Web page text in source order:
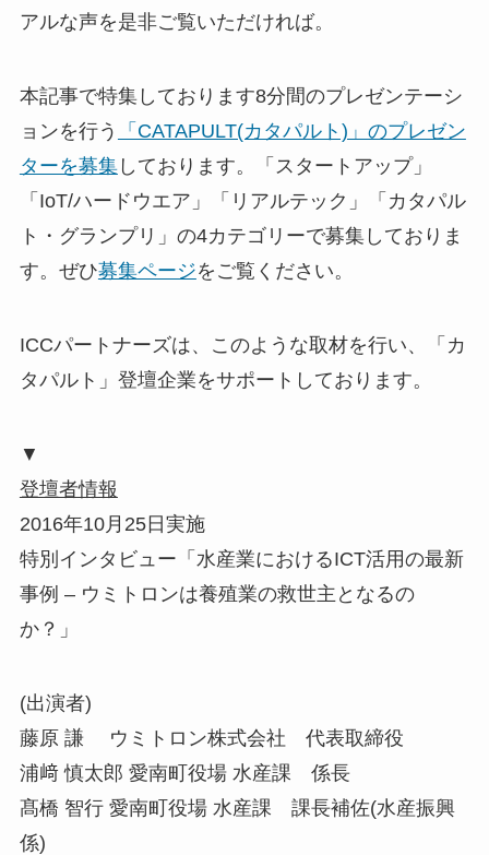
アルな声を是非ご覧いただければ。
本記事で特集しております8分間のプレゼンテーシ
ョンを行う
「CATAPULT(カタパルト)」のプレゼン
ターを募集しております。「スタートアップ」
「IoT/ハードウエア」「リアルテック」「カタパル
ト・グランプリ」の4カテゴリーで募集しておりま
す。ぜひ募集ページをご覧ください。
ICCパートナーズは、このような取材を行い、「カ
タパルト」登壇企業をサポートしております。
▼
登壇者情報
2016年10月25日実施
特別インタビュー「水産業におけるICT活用の最新
事例 – ウミトロンは養殖業の救世主となるの
か？」
(出演者)
藤原 謙 ウミトロン株式会社 代表取締役
浦﨑 慎太郎 愛南町役場 水産課 係長
髙橋 智行 愛南町役場 水産課 課長補佐(水産振興
係)